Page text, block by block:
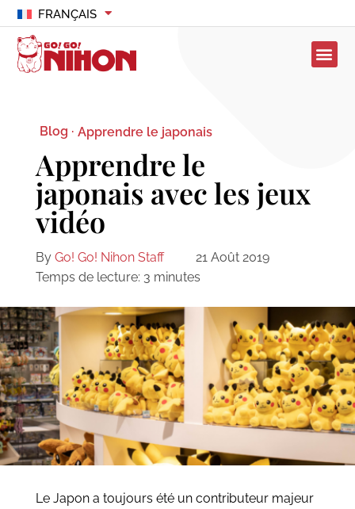
FRANÇAIS
Blog · Apprendre le japonais
Apprendre le
japonais avec les jeux
vidéo
By Go! Go! Nihon Staff
21 Août 2019
Temps de lecture: 3 minutes
Le Japon a toujours été un contributeur majeur